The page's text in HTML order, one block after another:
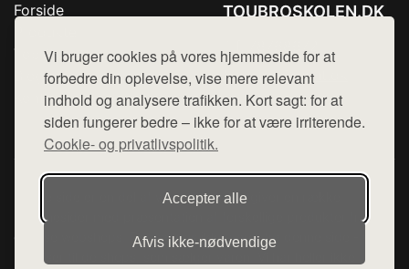
Vi bruger cookies på vores hjemmeside for at
forbedre din oplevelse, vise mere relevant
indhold og analysere trafikken. Kort sagt: for at
siden fungerer bedre – ikke for at være irriterende.
Cookie- og privatlivspolitik.
Accepter alle
Afvis ikke‑nødvendige
Forside
Top Rabatter
Blog
Kontakt
TOUBROSKOLEN.DK
Mail: hej@want.dk
Cookie- og privatlivspolitik
Denne side er en del af want.dk, der udgiver en række
hjemmesider med præsentation af forskellige produkter fra
diverse webshops. Der sælges ikke varer fra denne side - vi
henviser til de shops, som sælger varen. Vi har heller ikke